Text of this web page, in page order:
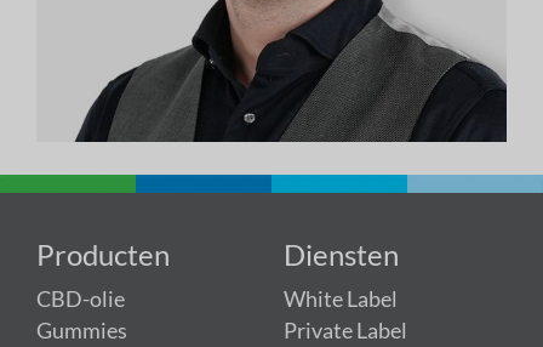
Producten
CBD-olie
Gummies
Diensten
White Label
Private Label